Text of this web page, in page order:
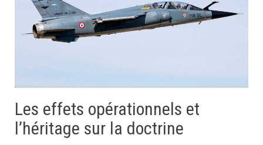
Les effets opérationnels et
l’héritage sur la doctrine